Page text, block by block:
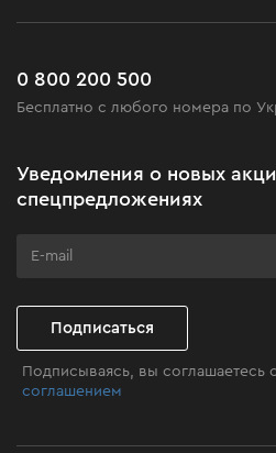
Черная пятница
Клуб мастерства
Часто задаваемые вопросы
0 800 200 500
Бесплатно с любого номера по
Уведомления о новых
спецпредложениях
Подписаться
Подписываясь, вы соглашаетесь с
соглашением